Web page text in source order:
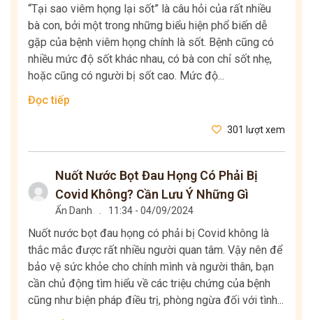
“Tại sao viêm họng lại sốt” là câu hỏi của rất nhiều
bà con, bởi một trong những biểu hiện phổ biến dễ
gặp của bệnh viêm họng chính là sốt. Bệnh cũng có
nhiều mức độ sốt khác nhau, có bà con chỉ sốt nhẹ,
hoặc cũng có người bị sốt cao. Mức độ...
Đọc tiếp
301 lượt xem
Nuốt Nước Bọt Đau Họng Có Phải Bị
Covid Không? Cần Lưu Ý Những Gì
Ẩn Danh 11:34 - 04/09/2024
Nuốt nước bọt đau họng có phải bị Covid không là
thắc mắc được rất nhiều người quan tâm. Vậy nên để
bảo vệ sức khỏe cho chính mình và người thân, bạn
cần chủ động tìm hiểu về các triệu chứng của bệnh
cũng như biện pháp điều trị, phòng ngừa đối với tình...